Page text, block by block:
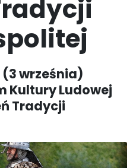
września)
Kultury Ludowej
Tradycji